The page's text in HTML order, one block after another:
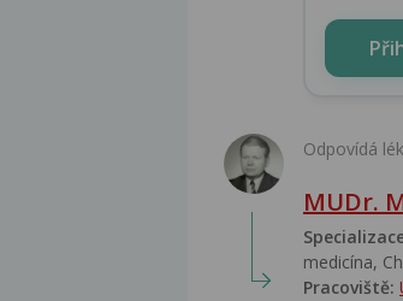
Odpovídá
MUDr.
medicína,
Pracoviště: